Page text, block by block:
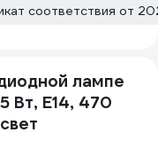
соответствия от
лампе
Вт, E14, 470